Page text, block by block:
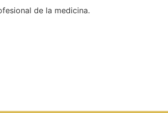
de la medicina.